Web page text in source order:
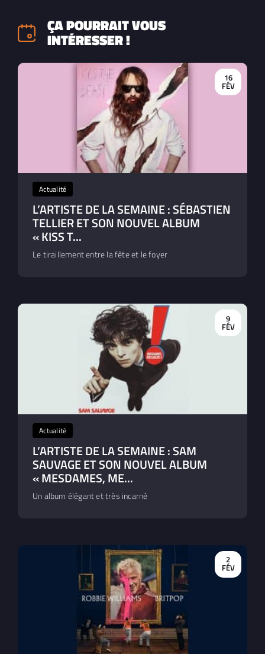
ÇA POURRAIT VOUS
INTÉRESSER !
16
FÉV
Actualité
L’ARTISTE DE LA SEMAINE : SÉBASTIEN
TELLIER ET SON NOUVEL ALBUM
« KISS T...
Le tiraillement entre la fête et le foyer
9
FÉV
Actualité
L’ARTISTE DE LA SEMAINE : SAM
SAUVAGE ET SON NOUVEL ALBUM
« MESDAMES, ME...
Un album élégant et très incarné
2
FÉV